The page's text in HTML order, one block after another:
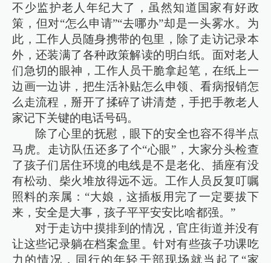
不少监护老人年纪大了，虽然知道国家有好政
策，但对“怎么申请”“去哪办”却是一头雾水。为
此，工作人员随身携带的包里，除了走访记录本
外，还装满了各种政策解读的明白纸。面对老人
们急切的眼神，工作人员干脆拿起笔，在纸上一
边画一边讲，把生活补贴怎么申领、看病报销怎
么走流程，掰开了揉碎了讲清楚，手把手教老人
家记下关键的电话号码。
除了心里的抚慰，眼下的安全也容不得半点
马虎。走访队伍还多了个“心眼”，大家分头检查
了孩子们居住环境的电线是不是老化、插座有没
有松动、柴火堆放得远不远。工作人员反复叮嘱
照料的亲属：“大娘，这插板用完了一定要拔下
来，安全是大事，孩子平平安安比啥都强。”
对于走访中摸排到的情况，官庄街道并没有
让这些记录躺在档案盒里。针对有些孩子功课吃
力的情况，同行的年轻干部现场就当起了“家